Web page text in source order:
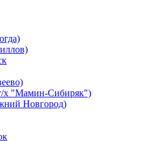
х "Мамин-Сибиряк")
Новгород)